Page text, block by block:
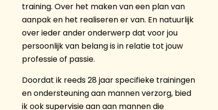
training. Over het maken van een plan van
aanpak en het realiseren er van. En natuurlijk
over ieder ander onderwerp dat voor jou
persoonlijk van belang is in relatie tot jouw
professie of passie.
Doordat ik reeds 28 jaar specifieke trainingen
en ondersteuning aan mannen verzorg, bied
ik ook supervisie aan aan mannen die